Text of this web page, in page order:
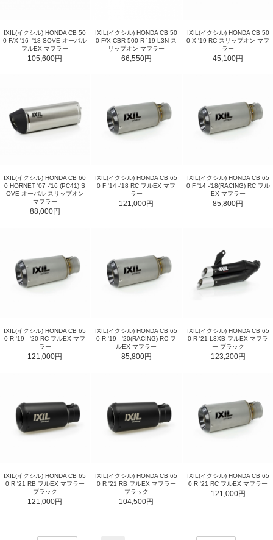
IXIL(イクシル) HONDA CB 50
0 F/X '16 -'18 SOVE オーバル
フルEX マフラー
105,600円
IXIL(イクシル) HONDA CB 50
0 F/X CBR 500 R ´19 L3N ス
リップオン マフラー
66,550円
IXIL(イクシル) HONDA CB 50
0 X '19 RC スリップオン マフ
ラー
45,100円
IXIL(イクシル) HONDA CB 60
0 HORNET '07 -'16 (PC41) S
OVE オーバル スリップオン
マフラー
88,000円
IXIL(イクシル) HONDA CB 65
0 F '14 -'18 RC フルEX マフ
ラー
121,000円
IXIL(イクシル) HONDA CB 65
0 F '14 -'18(RACING) RC フル
EX マフラー
85,800円
IXIL(イクシル) HONDA CB 65
0 R '19 - '20 RC フルEX マフ
ラー
121,000円
IXIL(イクシル) HONDA CB 65
0 R '19 - '20(RACING) RC フ
ルEX マフラー
85,800円
IXIL(イクシル) HONDA CB 65
0 R '21 L3XB フルEX マフラ
ー ブラック
123,200円
IXIL(イクシル) HONDA CB 65
0 R '21 RB フルEX マフラー
ブラック
121,000円
IXIL(イクシル) HONDA CB 65
0 R '21 RB フルEX マフラー
ブラック
104,500円
IXIL(イクシル) HONDA CB 65
0 R '21 RC フルEX マフラー
121,000円